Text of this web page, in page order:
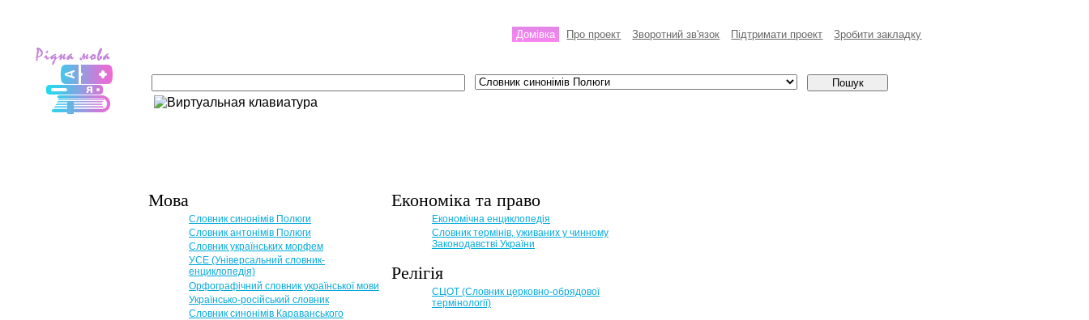
Домівка Про проект Зворотний зв'язок Пiдтримати проект Зробити закладку
Мова
Словник синонімів Полюги
Словник антонімів Полюги
Словник українських морфем
УСЕ (Універсальний словник-
енциклопедія)
Орфографічний словник української мови
Українсько-російський словник
Словник синонімів Караванського
Економіка та право
Eкономічна енциклопедія
Словник термінів, уживаних у чинному
Законодавстві України
Релігія
СЦОТ (Словник церковно-обрядової
термінології)